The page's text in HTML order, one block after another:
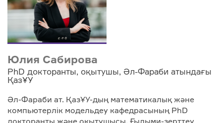
Юлия Сабирова
PhD докторанты, оқытушы, Әл-Фараби атындағы
ҚазҰУ
Әл-Фараби ат. ҚазҰУ-дың математикалық және
компьютерлік модельдеу кафедрасының PhD